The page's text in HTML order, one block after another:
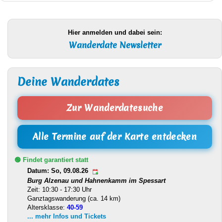
Hier anmelden und dabei sein:
Wanderdate Newsletter
Deine Wanderdates
Zur Wanderdatesuche
Alle Termine auf der Karte entdecken
🟢 Findet garantiert statt
Datum: So, 09.08.26
Burg Alzenau und Hahnenkamm im Spessart
Zeit: 10:30 - 17:30 Uhr
Ganztagswanderung (ca. 14 km)
Altersklasse: 40-59
... mehr Infos und Tickets